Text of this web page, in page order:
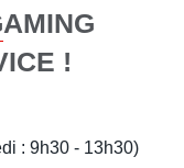
!
: 9h30 - 13h30)